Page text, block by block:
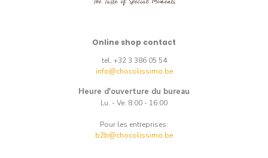
Online shop contact
tel. +32 3 386 05 54
info@chocolissimo.be
Heure d'ouverture du bureau
Lu. - Ve. 8:00 - 16:00
Pour les entreprises:
b2b@chocolissimo.be